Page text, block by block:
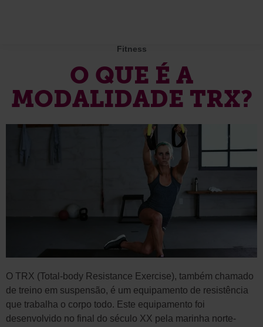
Fitness
O QUE É A
MODALIDADE TRX?
O TRX (Total-body Resistance Exercise), também chamado
de treino em suspensão, é um equipamento de resistência
que trabalha o corpo todo. Este equipamento foi
desenvolvido no final do século XX pela marinha norte-